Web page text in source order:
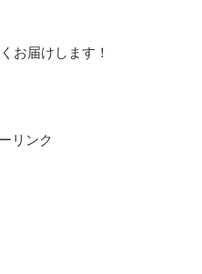
お届けします！
リンク